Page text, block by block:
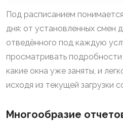
Под расписанием
дня: от установленных смен
отведённого под каждую
просматривать
какие окна уже заняты, и
исходя из текущей загрузки
Многообразие